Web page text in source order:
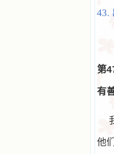
43.
第
有
他